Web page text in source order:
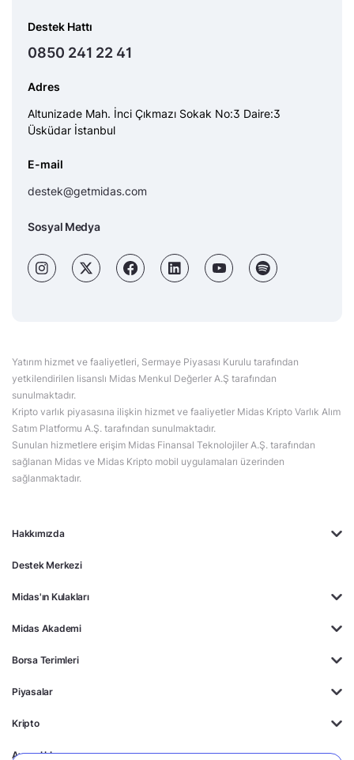
Hakkımızda
Destek Merkezi
Midas'ın Kulakları
Midas Akademi
Borsa Terimleri
Piyasalar
Kripto
Ayrıcalıklar
Destek Hattı
0850 241 22 41
Adres
Altunizade Mah. İnci Çıkmazı Sokak No:3 Daire:3
Üsküdar İstanbul
E-mail
destek@getmidas.com
Sosyal Medya
Yatırım hizmet ve faaliyetleri, Sermaye Piyasası Kurulu tarafından
yetkilendirilen lisanslı Midas Menkul Değerler A.Ş tarafından
sunulmaktadır.
Kripto varlık piyasasına ilişkin hizmet ve faaliyetler Midas Kripto Varlık Alım
Satım Platformu A.Ş. tarafından sunulmaktadır.
Sunulan hizmetlere erişim Midas Finansal Teknolojiler A.Ş. tarafından
sağlanan Midas ve Midas Kripto mobil uygulamaları üzerinden
sağlanmaktadır.